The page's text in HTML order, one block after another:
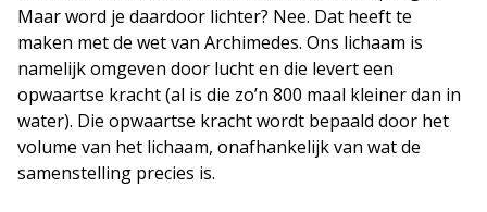
Maar word je daardoor lichter? Nee. Dat heeft te
maken met de wet van Archimedes. Ons lichaam is
namelijk omgeven door lucht en die levert een
opwaartse kracht (al is die zo’n 800 maal kleiner dan in
water). Die opwaartse kracht wordt bepaald door het
volume van het lichaam, onafhankelijk van wat de
samenstelling precies is.